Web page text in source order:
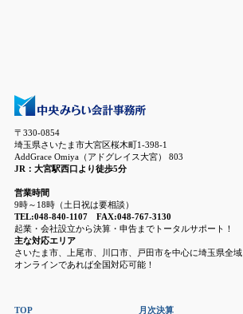
〒330-0854
埼玉県さいたま市大宮区桜木町1-398-1
AddGrace Omiya（アドグレイス大宮） 803
JR：大宮駅西口より徒歩5分
営業時間
9時～18時（土日祝は要相談）
TEL:048-840-1107 FAX:048-767-3130
起業・会社設立から決算・申告までトータルサポート！
主な対応エリア
さいたま市、上尾市、川口市、戸田市を中心に埼玉県全域
オンラインであれば全国対応可能！
TOP 月次決算